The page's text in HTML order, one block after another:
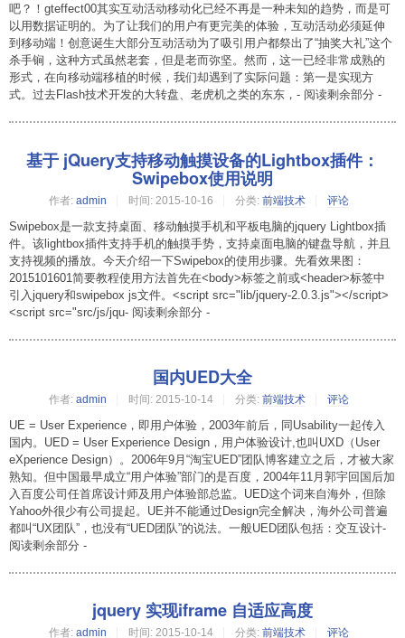
吧？！gteffect00其实互动活动移动化已经不再是一种未知的趋势，而是可
以用数据证明的。为了让我们的用户有更完美的体验，互动活动必须延伸
到移动端！创意诞生大部分互动活动为了吸引用户都祭出了“抽奖大礼”这个
杀手锏，这种方式虽然老套，但是老而弥坚。然而，这一已经非常成熟的
形式，在向移动端移植的时候，我们却遇到了实际问题：第一是实现方
式。过去Flash技术开发的大转盘、老虎机之类的东东，- 阅读剩余部分 -
基于 jQuery支持移动触摸设备的Lightbox插件：
Swipebox使用说明
作者: admin 时间: 2015-10-16 分类: 前端技术 评论
Swipebox是一款支持桌面、移动触摸手机和平板电脑的jquery Lightbox插
件。该lightbox插件支持手机的触摸手势，支持桌面电脑的键盘导航，并且
支持视频的播放。今天介绍一下Swipebox的使用步骤。先看效果图：
2015101601简要教程使用方法首先在<body>标签之前或<header>标签中
引入jquery和swipebox js文件。<script src="lib/jquery-2.0.3.js"></script>
<script src="src/js/jqu- 阅读剩余部分 -
国内UED大全
作者: admin 时间: 2015-10-14 分类: 前端技术 评论
UE = User Experience，即用户体验，2003年前后，同Usability一起传入
国内。UED = User Experience Design，用户体验设计,也叫UXD（User
eXperience Design）。2006年9月“淘宝UED”团队博客建立之后，才被大家
熟知。但中国最早成立“用户体验”部门的是百度，2004年11月郭宇回国后加
入百度公司任首席设计师及用户体验部总监。UED这个词来自海外，但除
Yahoo外很少有公司提起。UE并不能通过Design完全解决，海外公司普遍
都叫“UX团队”，也没有“UED团队”的说法。一般UED团队包括：交互设计-
阅读剩余部分 -
jquery 实现iframe 自适应高度
作者: admin 时间: 2015-10-14 分类: 前端技术 评论